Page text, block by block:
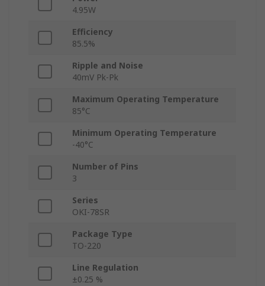
4.95W
Efficiency
85.5%
Ripple and Noise
40mV Pk-Pk
Maximum Operating Temperature
85°C
Minimum Operating Temperature
-40°C
Number of Pins
3
Series
OKI-78SR
Package Type
TO-220
Line Regulation
±0.25 %